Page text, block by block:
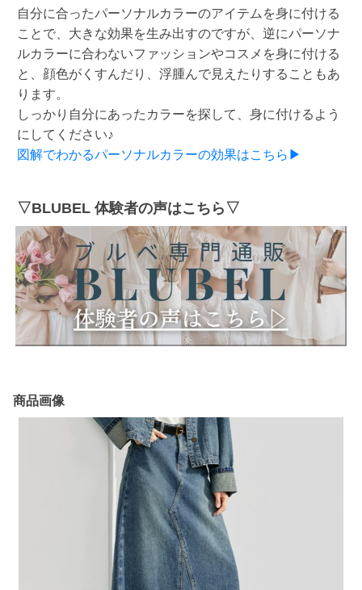
自分に合ったパーソナルカラーのアイテムを身に付ける
ことで、大きな効果を生み出すのですが、逆にパーソナ
ルカラーに合わないファッションやコスメを身に付ける
と、顔色がくすんだり、浮腫んで見えたりすることもあ
ります。
しっかり自分にあったカラーを探して、身に付けるよう
にしてください♪
図解でわかるパーソナルカラーの効果はこちら▶
▽BLUBEL 体験者の声はこちら▽
商品画像